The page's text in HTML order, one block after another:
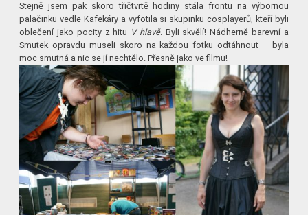
Stejně jsem pak skoro třičtvrtě hodiny stála frontu na výbornou
palačinku vedle Kafekáry a vyfotila si skupinku cosplayerů, kteří byli
oblečení jako pocity z hitu V hlavě. Byli skvělí! Nádherně barevní a
Smutek opravdu museli skoro na každou fotku odtáhnout – byla
moc smutná a nic se jí nechtělo. Přesně jako ve filmu!